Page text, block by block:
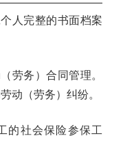
人完整的书面档案
劳务）合同管理。
动（劳务）纠纷。
的社会保险参保工